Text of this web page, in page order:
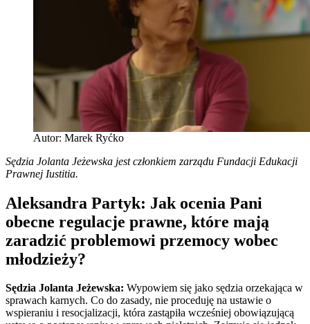
Autor: Marek Ryćko
Sędzia Jolanta Jeżewska jest członkiem zarządu Fundacji Edukacji
Prawnej Iustitia.
Aleksandra Partyk: Jak ocenia Pani
obecne regulacje prawne, które mają
zaradzić problemowi przemocy wobec
młodzieży?
Sędzia Jolanta Jeżewska: Wypowiem się jako sędzia orzekająca w
sprawach karnych. Co do zasady, nie proceduję na ustawie o
wspieraniu i resocjalizacji, która zastąpiła wcześniej obowiązującą